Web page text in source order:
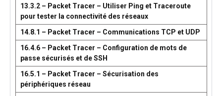
13.3.2 – Packet Tracer – Utiliser Ping et Traceroute
pour tester la connectivité des réseaux
14.8.1 – Packet Tracer – Communications TCP et UDP
16.4.6 – Packet Tracer – Configuration de mots de
passe sécurisés et de SSH
16.5.1 – Packet Tracer – Sécurisation des
périphériques réseau